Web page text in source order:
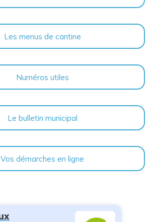
Les menus de cantine
Numéros utiles
Le bulletin municipal
Vos démarches en ligne